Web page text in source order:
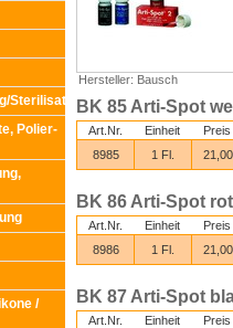
Sterilisation
Polier-
/
Hersteller: Bausch
BK 85 Arti-Spot
Art.Nr. Einheit Preis
8985
1 Fl. 21,00
BK 86 Arti-Spot
Art.Nr. Einheit Preis
8986
1 Fl. 21,00
BK 87 Arti-Spot
Art.Nr. Einheit Preis